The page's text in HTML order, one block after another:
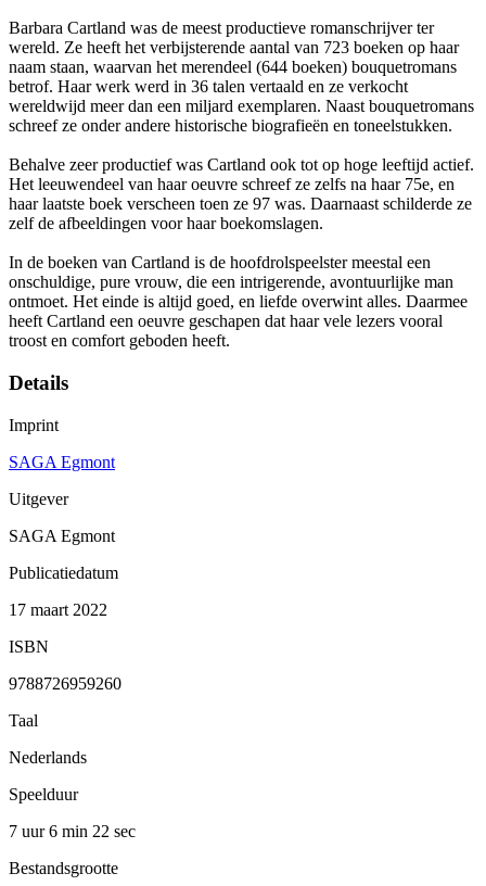
Barbara Cartland was de meest productieve romanschrijver ter
wereld. Ze heeft het verbijsterende aantal van 723 boeken op haar
naam staan, waarvan het merendeel (644 boeken) bouquetromans
betrof. Haar werk werd in 36 talen vertaald en ze verkocht
wereldwijd meer dan een miljard exemplaren. Naast bouquetromans
schreef ze onder andere historische biografieën en toneelstukken.
Behalve zeer productief was Cartland ook tot op hoge leeftijd actief.
Het leeuwendeel van haar oeuvre schreef ze zelfs na haar 75e, en
haar laatste boek verscheen toen ze 97 was. Daarnaast schilderde ze
zelf de afbeeldingen voor haar boekomslagen.
In de boeken van Cartland is de hoofdrolspeelster meestal een
onschuldige, pure vrouw, die een intrigerende, avontuurlijke man
ontmoet. Het einde is altijd goed, en liefde overwint alles. Daarmee
heeft Cartland een oeuvre geschapen dat haar vele lezers vooral
troost en comfort geboden heeft.
Details
Imprint
SAGA Egmont
Uitgever
SAGA Egmont
Publicatiedatum
17 maart 2022
ISBN
9788726959260
Taal
Nederlands
Speelduur
7 uur 6 min 22 sec
Bestandsgrootte